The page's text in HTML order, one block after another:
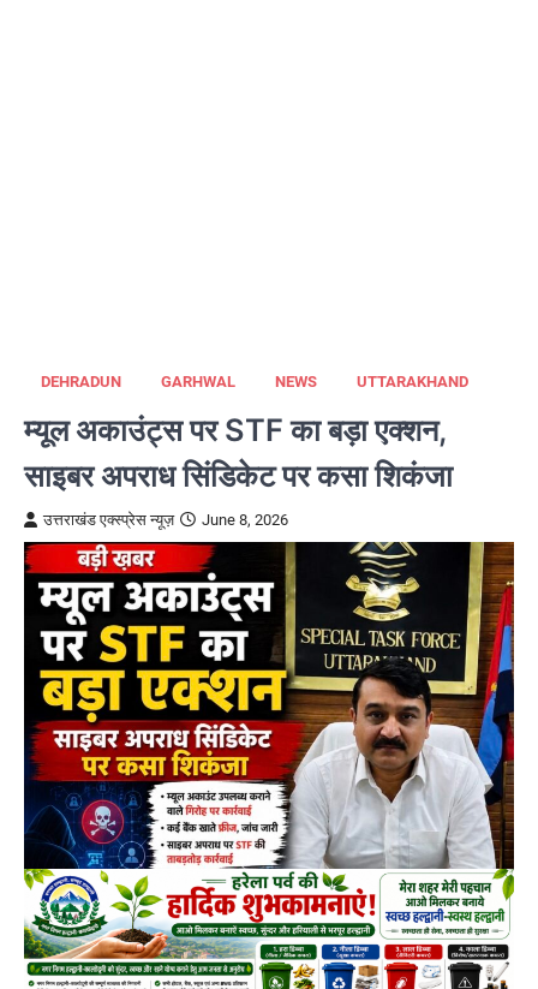
DEHRADUN GARHWAL NEWS UTTARAKHAND
म्यूल अकाउंट्स पर STF का बड़ा एक्शन,
साइबर अपराध सिंडिकेट पर कसा शिकंजा
उत्तराखंड एक्स्प्रेस न्यूज़ June 8, 2026